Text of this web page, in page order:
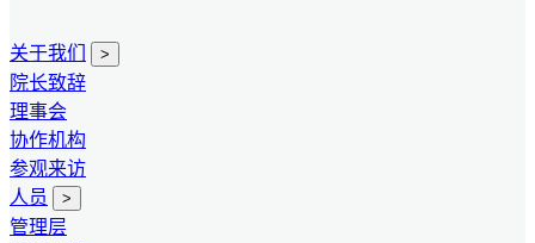
关于我们 >
院长致辞
理事会
协作机构
参观来访
人员
>
管理层